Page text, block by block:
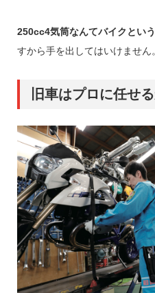
250cc4気筒なんてバイクとい
すから手を出してはいけません。
旧車はプロに任せ